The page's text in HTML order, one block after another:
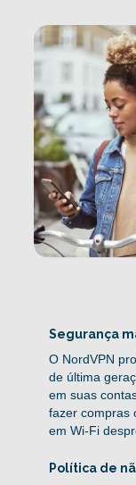
Segurança
O NordVPN
de última
em suas
fazer compras
em Wi-Fi
Política de